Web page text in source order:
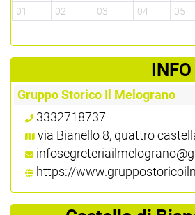
01
02 03 04 05
Gruppo Storico Il Melograno
3332718737
via Bianello 8, quattro
https://